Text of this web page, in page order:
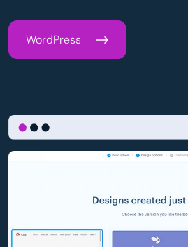
WordPress